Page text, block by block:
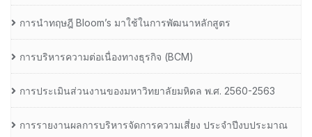
การนำทฤษฎี Bloom’s มาใช้ในการพัฒนาหลักสูตร
การบริหารความต่อเนื่องทางธุรกิจ (BCM)
การประเมินส่วนงานของมหาวิทยาลัยมหิดล พ.ศ. 2560-2563
การรายงานผลการบริหารจัดการความเสี่ยง ประจำปีงบประมาณ